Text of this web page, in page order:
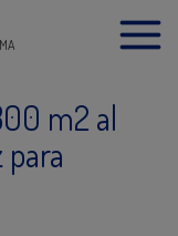
m2 al